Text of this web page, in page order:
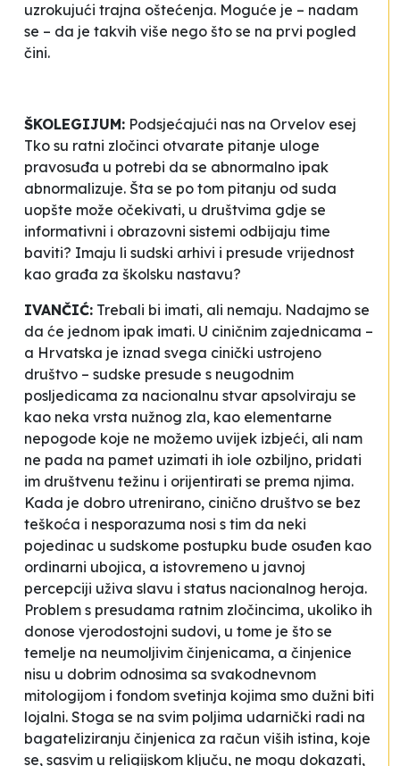
uzrokujući trajna oštećenja. Moguće je – nadam
se – da je takvih više nego što se na prvi pogled
čini.
ŠKOLEGIJUM: Podsjećajući nas na Orvelov esej
Tko su ratni zločinci otvarate pitanje uloge
pravosuđa u potrebi da se abnormalno ipak
abnormalizuje. Šta se po tom pitanju od suda
uopšte može očekivati, u društvima gdje se
informativni i obrazovni sistemi odbijaju time
baviti? Imaju li sudski arhivi i presude vrijednost
kao građa za školsku nastavu?
IVANČIĆ: Trebali bi imati, ali nemaju. Nadajmo se
da će jednom ipak imati. U ciničnim zajednicama –
a Hrvatska je iznad svega cinički ustrojeno
društvo – sudske presude s neugodnim
posljedicama za nacionalnu stvar apsolviraju se
kao neka vrsta nužnog zla, kao elementarne
nepogode koje ne možemo uvijek izbjeći, ali nam
ne pada na pamet uzimati ih iole ozbiljno, pridati
im društvenu težinu i orijentirati se prema njima.
Kada je dobro utrenirano, cinično društvo se bez
teškoća i nesporazuma nosi s tim da neki
pojedinac u sudskome postupku bude osuđen kao
ordinarni ubojica, a istovremeno u javnoj
percepciji uživa slavu i status nacionalnog heroja.
Problem s presudama ratnim zločincima, ukoliko ih
donose vjerodostojni sudovi, u tome je što se
temelje na neumoljivim činjenicama, a činjenice
nisu u dobrim odnosima sa svakodnevnom
mitologijom i fondom svetinja kojima smo dužni biti
lojalni. Stoga se na svim poljima udarnički radi na
bagateliziranju činjenica za račun viših istina, koje
se, sasvim u religijskom ključu, ne mogu dokazati,